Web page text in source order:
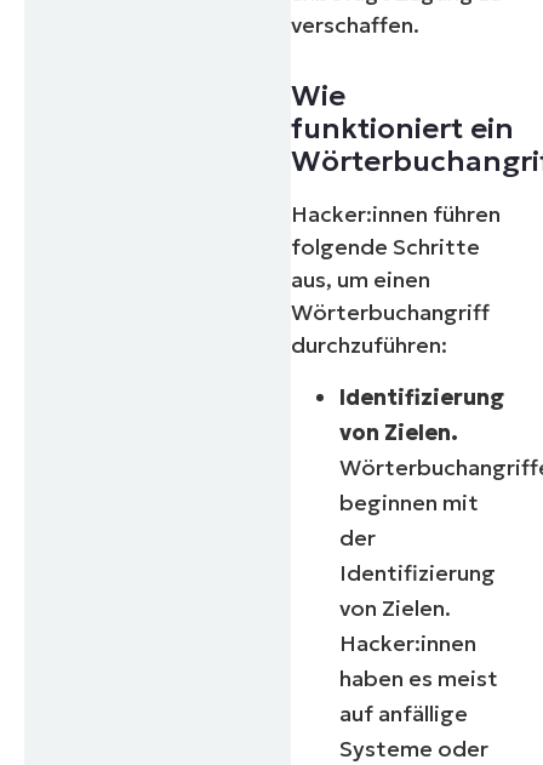
verschaffen.
Wie
funktioniert ein
Hacker:innen führen
folgende Schritte
aus, um einen
Wörterbuchangriff
durchzuführen:
Identifizierung
von Zielen.
beginnen mit
der
Identifizierung
von Zielen.
Hacker:innen
haben es meist
auf anfällige
Systeme oder